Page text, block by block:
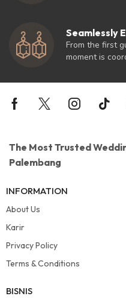
Seamlessly
From the first
moment is
The Most Trusted
Palembang
INFORMATION
About Us
Karir
Privacy Policy
Terms & Conditions
BISNIS